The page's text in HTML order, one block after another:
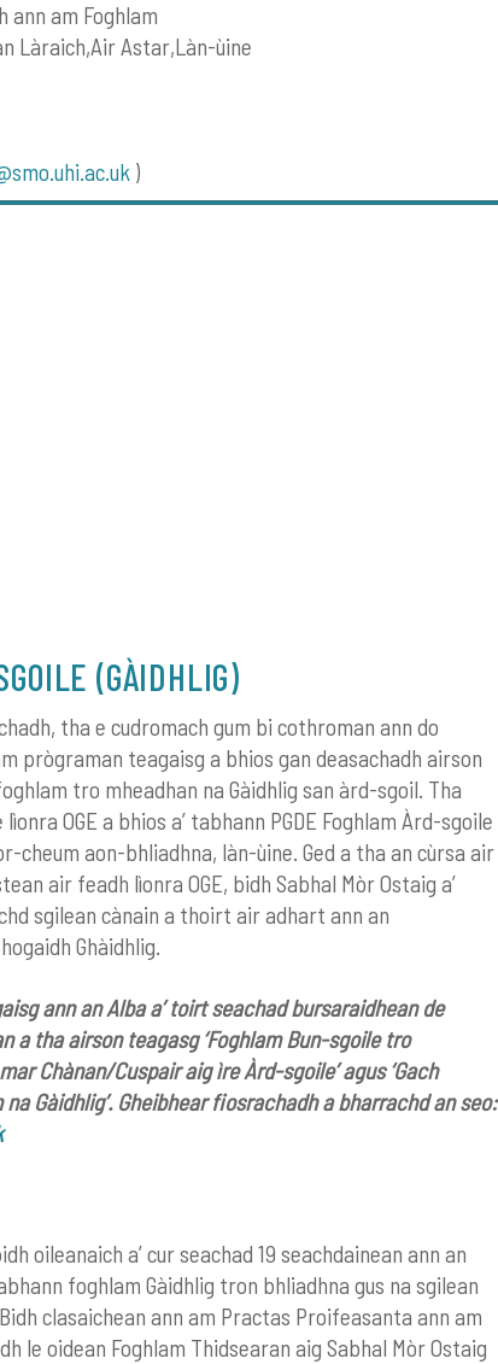
ann am Foghlam
Làraich,Air Astar,Làn-ùine
)
(GÀIDHLIG)
tha e cudromach gum bi cothroman ann do
prògraman teagaisg a bhios gan deasachadh airson
tro mheadhan na Gàidhlig san àrd-sgoil. Tha
OGE a bhios a’ tabhann PGDE Foghlam Àrd-sgoile
cheum aon-bhliadhna, làn-ùine. Ged a tha an cùrsa air
air feadh lìonra OGE, bidh Sabhal Mòr Ostaig a’
sgilean cànain a thoirt air adhart ann an
Ghàidhlig.
ann an Alba a’ toirt seachad bursaraidhean de
a tha airson teagasg ‘Foghlam Bun-sgoile tro
Chànan/Cuspair aig ìre Àrd-sgoile’ agus ‘Gach
Gàidhlig’. Gheibhear fiosrachadh a bharrachd an seo:
oileanaich a’ cur seachad 19 seachdainean ann an
foghlam Gàidhlig tron bhliadhna gus na sgilean
clasaichean ann am Practas Proifeasanta ann am
le oidean Foghlam Thidsearan aig Sabhal Mòr Ostaig